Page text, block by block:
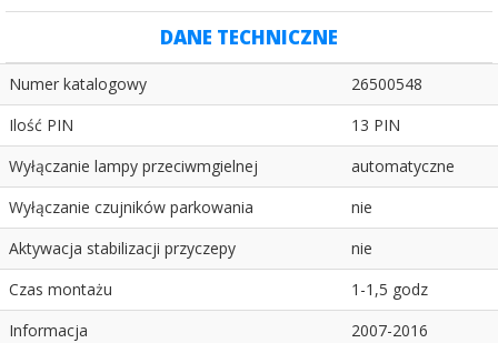
DANE TECHNICZNE
Numer katalogowy
26500548
Ilość PIN
13 PIN
Wyłączanie lampy przeciwmgielnej
automatyczne
Wyłączanie czujników parkowania
nie
Aktywacja stabilizacji przyczepy
nie
Czas montażu
1-1,5 godz
Informacja
2007-2016